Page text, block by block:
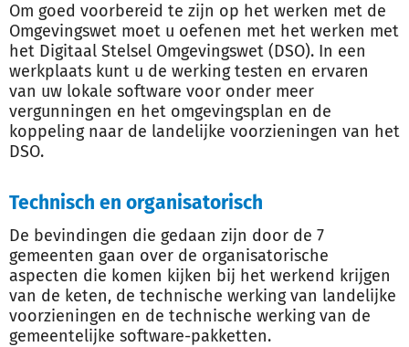
Om goed voorbereid te zijn op het werken met de
Omgevingswet moet u oefenen met het werken met
het Digitaal Stelsel Omgevingswet (DSO). In een
werkplaats kunt u de werking testen en ervaren
van uw lokale software voor onder meer
vergunningen en het omgevingsplan en de
koppeling naar de landelijke voorzieningen van het
DSO.
Technisch en organisatorisch
De bevindingen die gedaan zijn door de 7
gemeenten gaan over de organisatorische
aspecten die komen kijken bij het werkend krijgen
van de keten, de technische werking van landelijke
voorzieningen en de technische werking van de
gemeentelijke software-pakketten.